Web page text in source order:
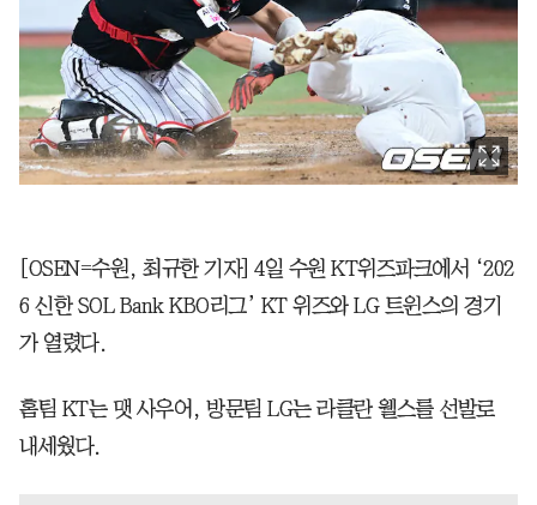
[OSEN=수원, 최규한 기자] 4일 수원 KT위즈파크에서 ‘202
6 신한 SOL Bank KBO리그’ KT 위즈와 LG 트윈스의 경기
가 열렸다.
홈팀 KT는 맷 사우어, 방문팀 LG는 라클란 웰스를 선발로
내세웠다.